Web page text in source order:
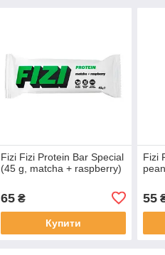
Fizi Fizi Protein Bar Special
(45 g, matcha + raspberry)
65₴
Купити
Fizi
55